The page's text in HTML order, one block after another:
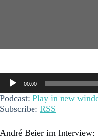
Audio-
Player
00:00
Podcast: Play in new
Subscribe: RSS
André Beier im Interview: